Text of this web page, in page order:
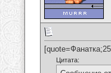
Цитата: